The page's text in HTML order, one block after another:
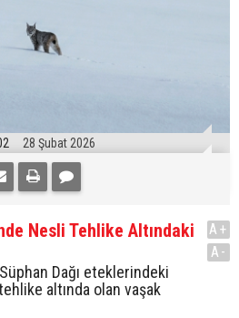
28 Şubat 2026
Nesli Tehlike Altındaki
Dağı eteklerindeki
altında olan vaşak
A+
A-